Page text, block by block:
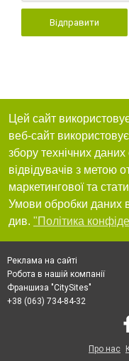
Відправити
Цей сайт
веб-сайт
збору технічних
відвідувачів з метою
маркетингової та
Умови обробки даних
див. "Політика
Реклама на сайті
Робота в нашій компанії
Франшиза "CitySites"
+38 (063) 734-84-32
Про нас